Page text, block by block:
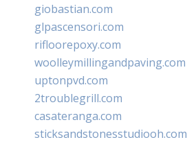
giobastian.com
glpascensori.com
rifloorepoxy.com
woolleymillingandpaving.com
uptonpvd.com
2troublegrill.com
casateranga.com
sticksandstonesstudiooh.com